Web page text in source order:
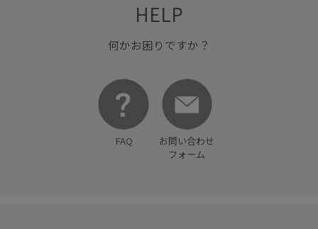
HELP
何かお困りですか？
FAQ
お問い合わせ
フォーム